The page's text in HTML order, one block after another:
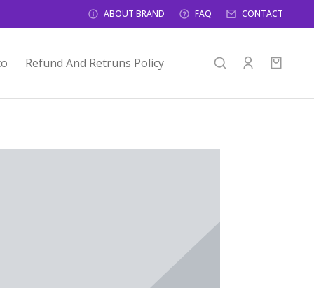
ABOUT BRAND FAQ CONTACT
Refund And Retruns Policy